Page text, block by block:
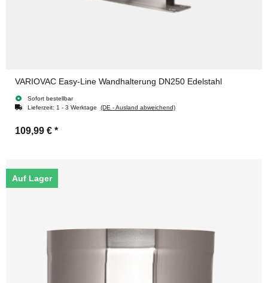
VARIOVAC Easy-Line Wandhalterung DN250 Edelstahl
Sofort bestellbar
Lieferzeit: 1 - 3 Werktage (DE - Ausland abweichend)
109,99 € *
Auf Lager